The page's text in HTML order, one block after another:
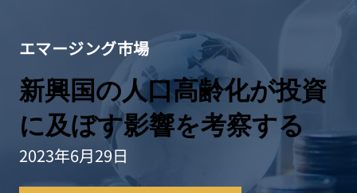
エマージング市場
新興国の人口高齢化が投資
に及ぼす影響を考察する
2023年6月29日